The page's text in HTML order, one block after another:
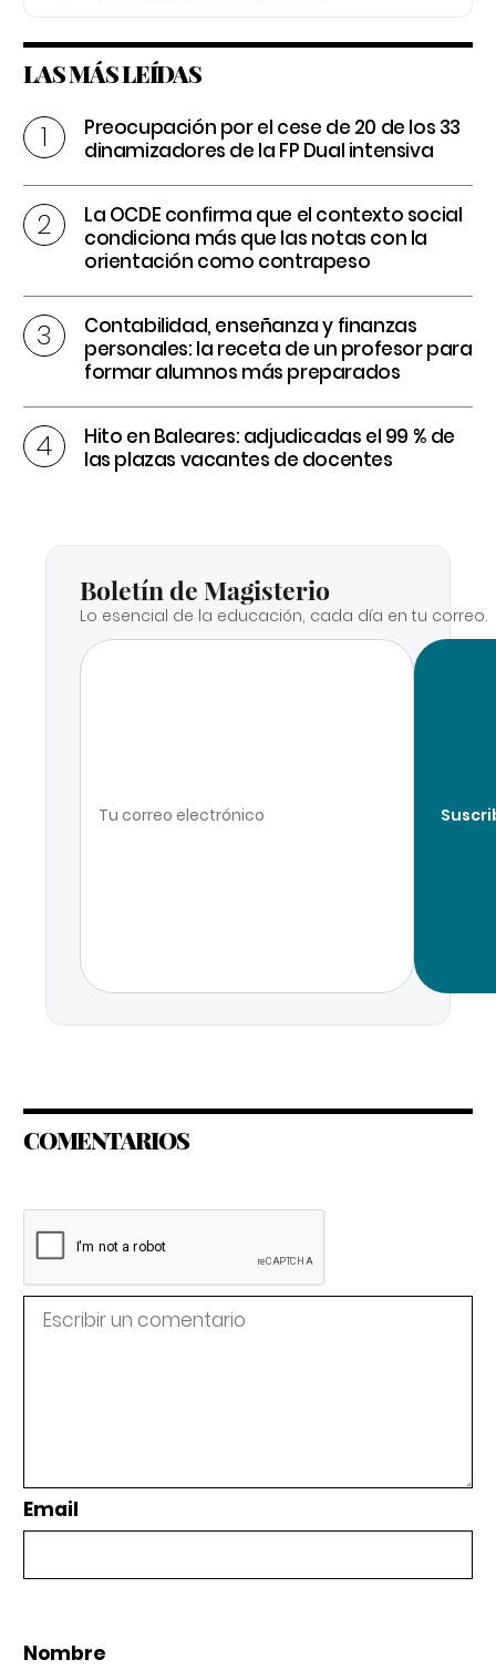
LAS MÁS LEÍDAS
Preocupación por el cese de 20 de los 33
dinamizadores de la FP Dual intensiva
La OCDE confirma que el contexto social
condiciona más que las notas con la
orientación como contrapeso
Contabilidad, enseñanza y finanzas
personales: la receta de un profesor para
formar alumnos más preparados
Hito en Baleares: adjudicadas el 99 % de
las plazas vacantes de docentes
Boletín de Magisterio
Lo esencial de la educación, cada día en tu correo.
COMENTARIOS
Email
Nombre